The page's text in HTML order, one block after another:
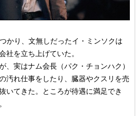
かり、文無しだったイ・ミンソクは
社を立ち上げていた。
、実はナム会長（パク・チョンハク）
汚れ仕事をしたり、臓器やクスリを売
いてきた。ところが待遇に満足でき